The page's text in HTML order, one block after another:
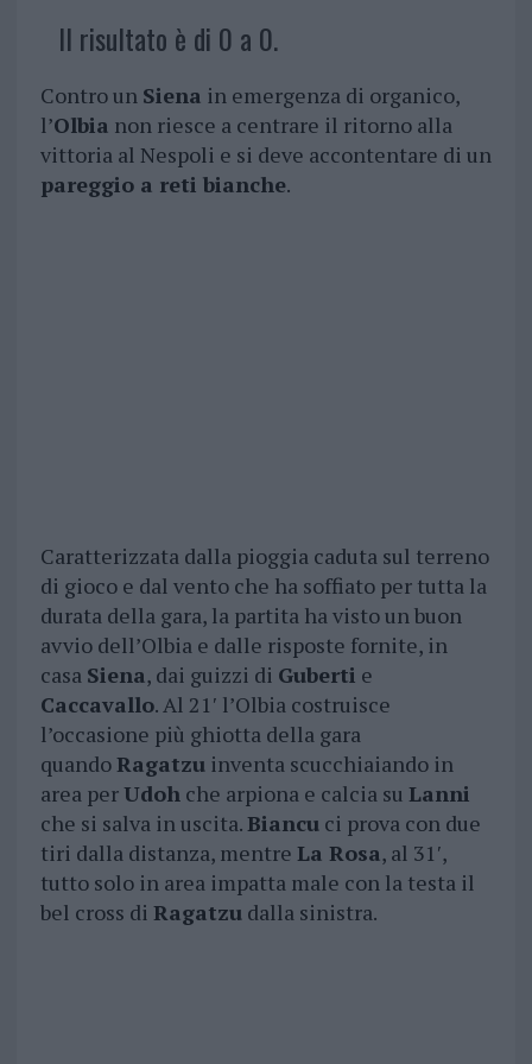
Il risultato è di 0 a 0.
Contro un Siena in emergenza di organico,
l’Olbia non riesce a centrare il ritorno alla
vittoria al Nespoli e si deve accontentare di un
pareggio a reti bianche.
Caratterizzata dalla pioggia caduta sul terreno
di gioco e dal vento che ha soffiato per tutta la
durata della gara, la partita ha visto un buon
avvio dell’Olbia e dalle risposte fornite, in
casa Siena, dai guizzi di Guberti e
Caccavallo. Al 21′ l’Olbia costruisce
l’occasione più ghiotta della gara
quandoRagatzuinventa scucchiaiando in
area perUdohche arpiona e calcia su Lanni
che si salva in uscita.Biancuci prova con due
tiri dalla distanza, mentre La Rosa, al 31′,
tutto solo in area impatta male con la testa il
bel cross di Ragatzudalla sinistra.